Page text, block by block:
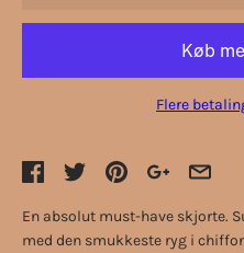
Flere
En absolut must-have skjorte.
med den smukkeste ryg i